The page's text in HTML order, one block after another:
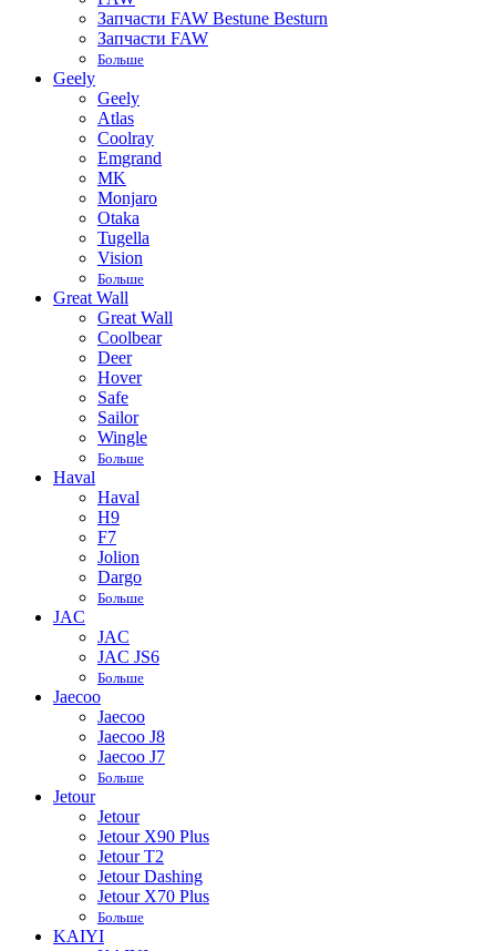
Запчасти FAW Bestune Besturn
Запчасти FAW
Больше
Geely
Geely
Atlas
Coolray
Emgrand
MK
Monjaro
Otaka
Tugella
Vision
Больше
Great Wall
Great Wall
Coolbear
Deer
Hover
Safe
Sailor
Wingle
Больше
Haval
Haval
H9
F7
Jolion
Dargo
Больше
JAC
JAC
JAC JS6
Больше
Jaecoo
Jaecoo
Jaecoo J8
Jaecoo J7
Больше
Jetour
Jetour
Jetour X90 Plus
Jetour T2
Jetour Dashing
Jetour X70 Plus
Больше
KAIYI